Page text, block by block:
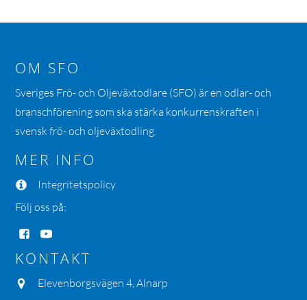
OM SFO
Sveriges Frö- och Oljeväxtodlare (SFO) är en odlar- och
branschförening som ska stärka konkurrenskraften i
svensk frö- och oljeväxtodling.
MER INFO
Integritetspolicy
Följ oss på:
KONTAKT
Elevenborgsvägen 4, Alnarp